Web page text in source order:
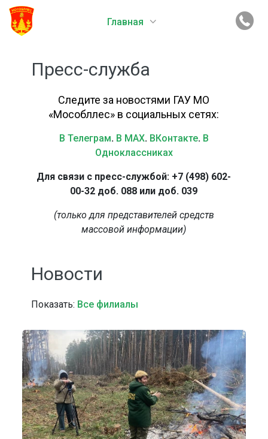
Главная
Пресс-служба
Следите за новостями ГАУ МО
«Мособллес» в социальных сетях:
В Телеграм. В MAX. ВКонтакте. В
Одноклассниках
Для связи с пресс-службой: +7 (498) 602-
00-32 доб. 088 или доб. 039
(только для представителей средств
массовой информации)
Новости
Показать: Все филиалы